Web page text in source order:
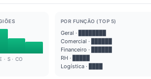
· S · CO
POR FUNÇÃO (TOP 5)
Geral · ████████
Comercial · ██████
Financeiro · ██████
RH · █████
Logística · ████